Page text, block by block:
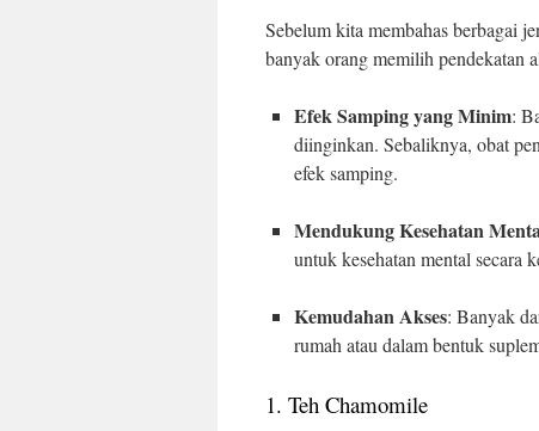
Sebelum kita membahas berbagai
banyak orang memilih pendekatan
Efek Samping yang Minim:
diinginkan. Sebaliknya, obat
efek samping.
Mendukung Kesehatan
untuk kesehatan mental secara
Kemudahan Akses: Banyak
rumah atau dalam bentuk
1. Teh Chamomile